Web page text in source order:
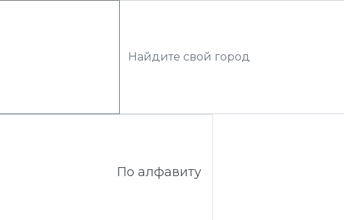
По алфавиту